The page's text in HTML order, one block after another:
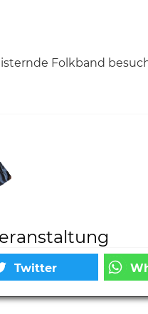
Folkband